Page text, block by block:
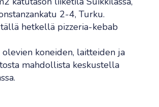
2-4, Turku.
hetkellä pizzeria-kebab
olevien koneiden, laitteiden ja
mahdollista keskustella